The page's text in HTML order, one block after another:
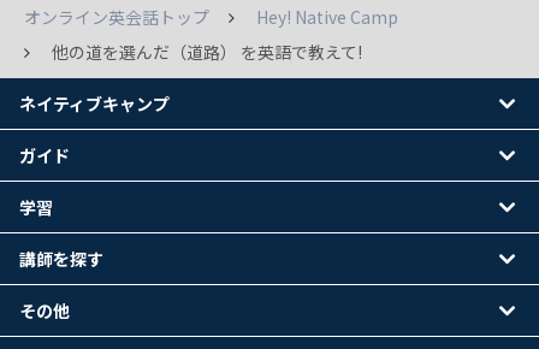
オンライン英会話トップ
Hey! Native Camp
他の道を選んだ（道路） を英語で教えて!
ネイティブキャンプ
ガイド
学習
講師を探す
その他